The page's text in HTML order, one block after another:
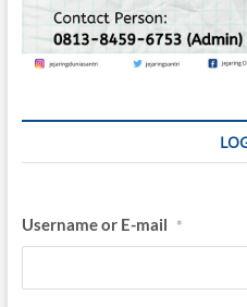
Username or E-mail *